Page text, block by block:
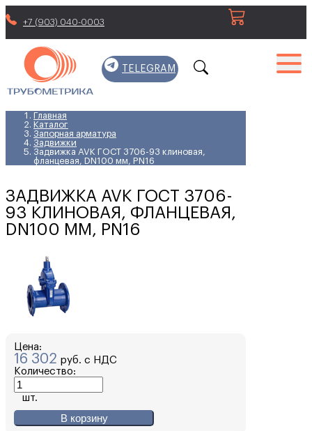
+7 (903) 040-0003
TELEGRAM
Главная
Каталог
Запорная арматура
Задвижки
Задвижка AVK ГОСТ 3706-93 клиновая,
фланцевая, DN100 мм, PN16
ЗАДВИЖКА AVK ГОСТ 3706-
93 КЛИНОВАЯ, ФЛАНЦЕВАЯ,
DN100 ММ, PN16
Цена:
16 302 руб. с НДС
Количество:
шт.
В корзину